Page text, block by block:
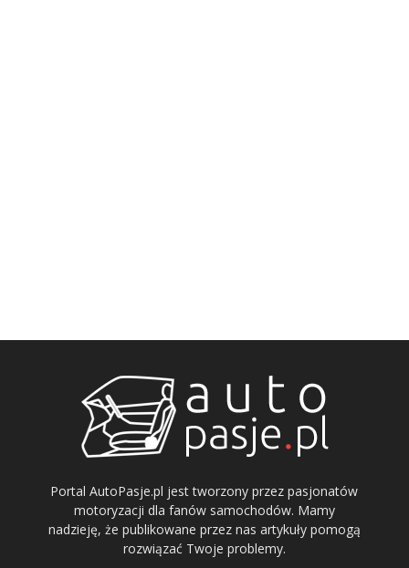
Portal AutoPasje.pl jest tworzony przez pasjonatów
motoryzacji dla fanów samochodów. Mamy
nadzieję, że publikowane przez nas artykuły pomogą
rozwiązać Twoje problemy.